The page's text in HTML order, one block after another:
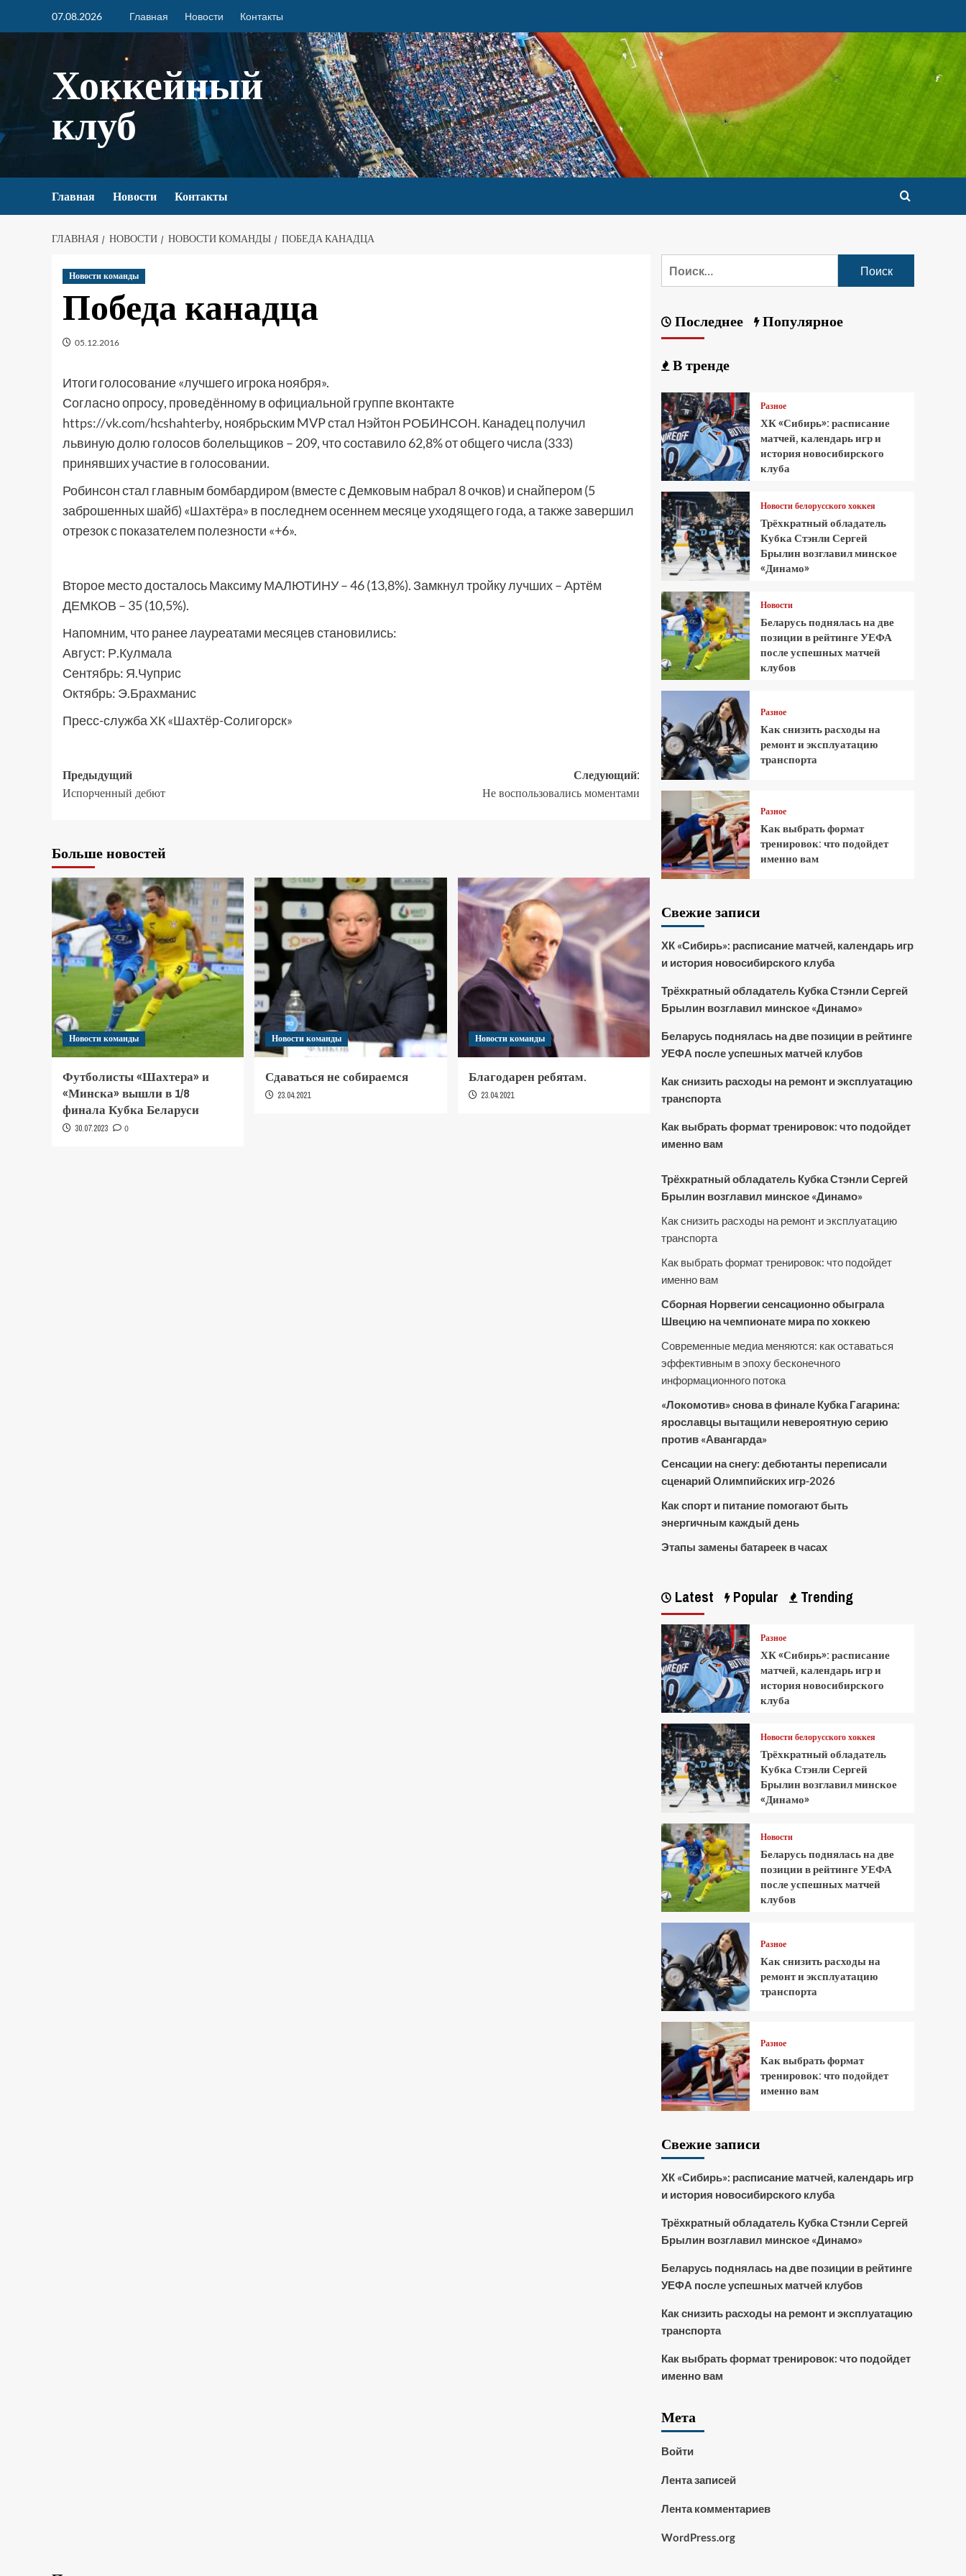
07.08.2026 Главная Новости Контакты
Хоккейный
клуб
Главная Новости Контакты
ГЛАВНАЯ НОВОСТИ НОВОСТИ КОМАНДЫ ПОБЕДА КАНАДЦА
Новости команды
Победа канадца
05.12.2016
Итоги голосование «лучшего игрока ноября».
Согласно опросу, проведённому в официальной группе вконтакте
https://vk.com/hcshahterby, ноябрьским MVP стал Нэйтон РОБИНСОН. Канадец получил
львиную долю голосов болельщиков – 209, что составило 62,8% от общего числа (333)
принявших участие в голосовании.
Робинсон стал главным бомбардиром (вместе с Демковым набрал 8 очков) и снайпером (5
заброшенных шайб) «Шахтёра» в последнем осеннем месяце уходящего года, а также завершил
отрезок с показателем полезности «+6».
Второе место досталось Максиму МАЛЮТИНУ – 46 (13,8%). Замкнул тройку лучших – Артём
ДЕМКОВ – 35 (10,5%).
Напомним, что ранее лауреатами месяцев становились:
Август: Р.Кулмала
Сентябрь: Я.Чуприс
Октябрь: Э.Брахманис
Пресс-служба ХК «Шахтёр-Солигорск»
Предыдущий
Испорченный дебют
Следующий:
Не воспользовались моментами
Больше новостей
Новости команды
Футболисты «Шахтера» и
«Минска» вышли в 1/8
финала Кубка Беларуси
30.07.2023 0
Новости команды
Сдаваться не собираемся
23.04.2021
Новости команды
Благодарен ребятам.
23.04.2021
Последнее Популярное
В тренде
Разное
ХК «Сибирь»: расписание
матчей, календарь игр и
история новосибирского
клуба
Новости белорусского хоккея
Трёхкратный обладатель
Кубка Стэнли Сергей
Брылин возглавил минское
«Динамо»
Новости
Беларусь поднялась на две
позиции в рейтинге УЕФА
после успешных матчей
клубов
Разное
Как снизить расходы на
ремонт и эксплуатацию
транспорта
Разное
Как выбрать формат
тренировок: что подойдет
именно вам
Свежие записи
ХК «Сибирь»: расписание матчей, календарь игр
и история новосибирского клуба
Трёхкратный обладатель Кубка Стэнли Сергей
Брылин возглавил минское «Динамо»
Беларусь поднялась на две позиции в рейтинге
УЕФА после успешных матчей клубов
Как снизить расходы на ремонт и эксплуатацию
транспорта
Как выбрать формат тренировок: что подойдет
именно вам
Трёхкратный обладатель Кубка Стэнли Сергей
Брылин возглавил минское «Динамо»
Как снизить расходы на ремонт и эксплуатацию
транспорта
Как выбрать формат тренировок: что подойдет
именно вам
Сборная Норвегии сенсационно обыграла
Швецию на чемпионате мира по хоккею
Современные медиа меняются: как оставаться
эффективным в эпоху бесконечного
информационного потока
«Локомотив» снова в финале Кубка Гагарина:
ярославцы вытащили невероятную серию
против «Авангарда»
Сенсации на снегу: дебютанты переписали
сценарий Олимпийских игр-2026
Как спорт и питание помогают быть
энергичным каждый день
Этапы замены батареек в часах
Latest Popular Trending
Разное
ХК «Сибирь»: расписание
матчей, календарь игр и
история новосибирского
клуба
Новости белорусского хоккея
Трёхкратный обладатель
Кубка Стэнли Сергей
Брылин возглавил минское
«Динамо»
Новости
Беларусь поднялась на две
позиции в рейтинге УЕФА
после успешных матчей
клубов
Разное
Как снизить расходы на
ремонт и эксплуатацию
транспорта
Разное
Как выбрать формат
тренировок: что подойдет
именно вам
Свежие записи
ХК «Сибирь»: расписание матчей, календарь игр
и история новосибирского клуба
Трёхкратный обладатель Кубка Стэнли Сергей
Брылин возглавил минское «Динамо»
Беларусь поднялась на две позиции в рейтинге
УЕФА после успешных матчей клубов
Как снизить расходы на ремонт и эксплуатацию
транспорта
Как выбрать формат тренировок: что подойдет
именно вам
Мета
Войти
Лента записей
Лента комментариев
WordPress.org